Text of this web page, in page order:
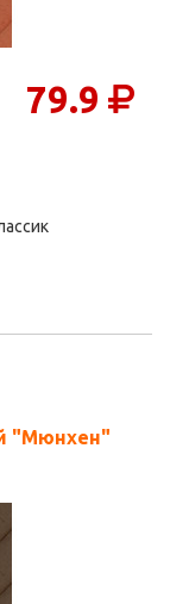
79.9
"Мюнхен"